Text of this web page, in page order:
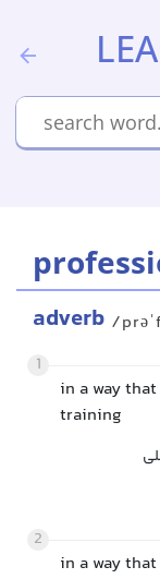
adverb /
1
in a way
training
2
in a way